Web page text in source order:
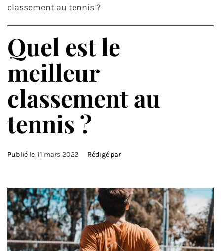
classement au tennis ?
Quel est le
meilleur
classement au
tennis ?
Publié le 11 mars 2022 Rédigé par